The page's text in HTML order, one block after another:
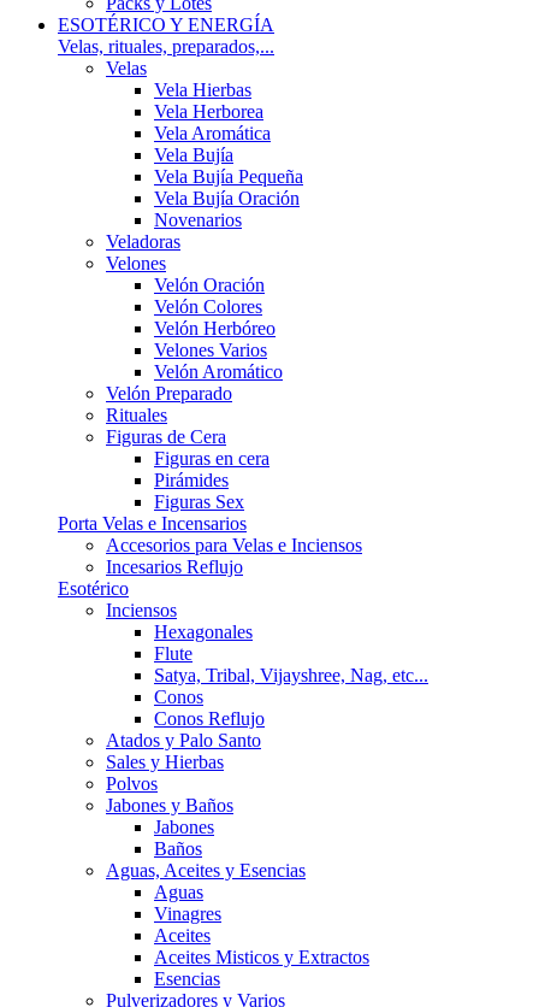
ESOTÉRICO Y ENERGÍA
Velas, rituales, preparados,...
Velas
Vela Hierbas
Vela Herborea
Vela Aromática
Vela Bujía
Vela Bujía Pequeña
Vela Bujía Oración
Novenarios
Veladoras
Velones
Velón Oración
Velón Colores
Velón Herbóreo
Velones Varios
Velón Aromático
Velón Preparado
Rituales
Figuras de Cera
Figuras en cera
Pirámides
Figuras Sex
Porta Velas e Incensarios
Accesorios para Velas e Inciensos
Incesarios Reflujo
Esotérico
Inciensos
Hexagonales
Flute
Satya, Tribal, Vijayshree, Nag, etc...
Conos
Conos Reflujo
Atados y Palo Santo
Sales y Hierbas
Polvos
Jabones y Baños
Jabones
Baños
Aguas, Aceites y Esencias
Aguas
Vinagres
Aceites
Aceites Misticos y Extractos
Esencias
Pulverizadores y Varios